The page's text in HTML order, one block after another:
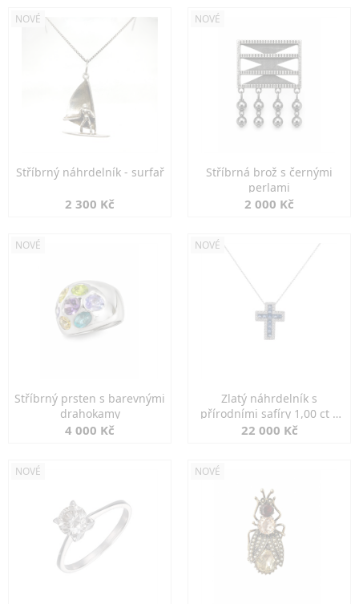
NOVÉ
Stříbrný náhrdelník - surfař
2 300 Kč
NOVÉ
Stříbrná brož s černými
perlami
2 000 Kč
NOVÉ
Stříbrný prsten s barevnými
drahokamy
4 000 Kč
NOVÉ
Zlatý náhrdelník s
přírodními safíry 1,00 ct a
diamanty
22 000 Kč
NOVÉ NOVÉ